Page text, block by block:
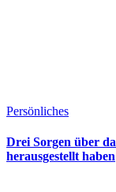
Persönliches
Drei Sorgen über
herausgestellt haben